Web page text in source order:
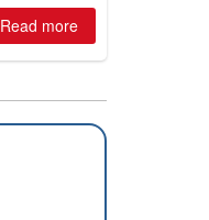
Read more